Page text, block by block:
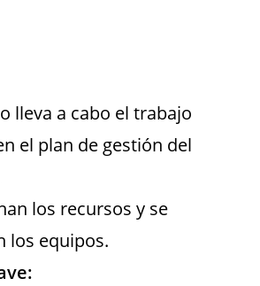
lleva a cabo el trabajo
el plan de gestión del
los recursos y se
los equipos.